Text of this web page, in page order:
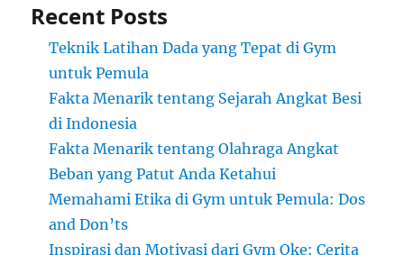
Recent Posts
Teknik Latihan Dada yang Tepat di Gym
untuk Pemula
Fakta Menarik tentang Sejarah Angkat Besi
di Indonesia
Fakta Menarik tentang Olahraga Angkat
Beban yang Patut Anda Ketahui
Memahami Etika di Gym untuk Pemula: Dos
and Don’ts
Inspirasi dan Motivasi dari Gym Oke: Cerita